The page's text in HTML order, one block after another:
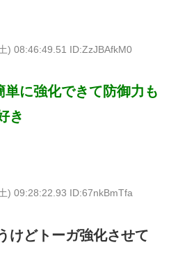
) 08:46:49.51 ID:ZzJBAfkM0
に強化できて防御力も
き
) 09:28:22.93 ID:67nkBmTfa
けどトーガ強化させて